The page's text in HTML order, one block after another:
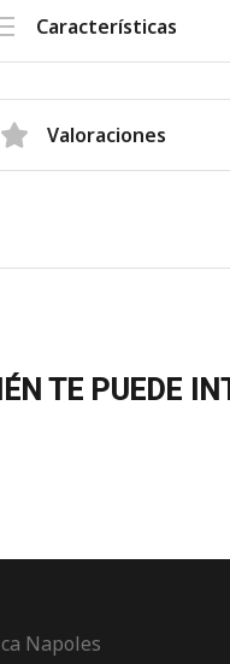
Características
Valoraciones
TE PUEDE